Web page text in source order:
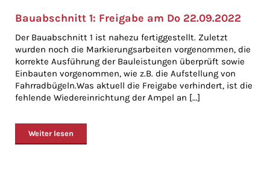
Bauabschnitt 1: Freigabe am Do 22.09.2022
Der Bauabschnitt 1 ist nahezu fertiggestellt. Zuletzt
wurden noch die Markierungsarbeiten vorgenommen, die
korrekte Ausführung der Bauleistungen überprüft sowie
Einbauten vorgenommen, wie z.B. die Aufstellung von
Fahrradbügeln.Was aktuell die Freigabe verhindert, ist die
fehlende Wiedereinrichtung der Ampel an [...]
Weiter lesen